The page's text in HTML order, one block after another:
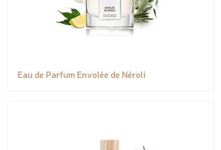
Eau de Parfum Envolée de Néroli